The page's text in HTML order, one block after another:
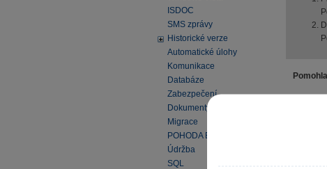
ISDOC
SMS zprávy
Historické verze
Automatické úlohy
Komunikace
Databáze
Zabezpečení
Dokumenty
Migrace
POHODA EDU
Údržba
SQL